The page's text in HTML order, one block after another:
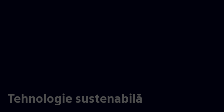
Tehnologie sustenabilă